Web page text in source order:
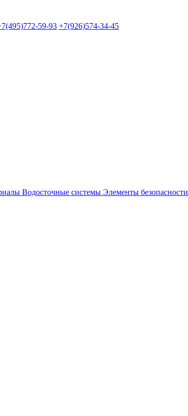
59-93 +7(926)574-34-45
Водосточные системы Элементы безопасности